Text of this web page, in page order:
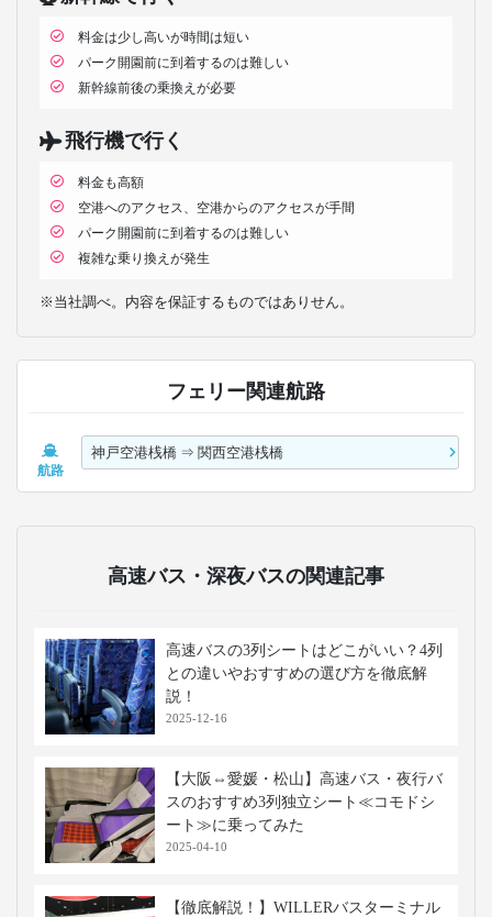
料金は少し高いが時間は短い
パーク開園前に到着するのは難しい
新幹線前後の乗換えが必要
飛行機で行く
料金も高額
空港へのアクセス、空港からのアクセスが手間
パーク開園前に到着するのは難しい
複雑な乗り換えが発生
※当社調べ。内容を保証するものではありせん。
フェリー関連航路
航路
神戸空港桟橋 ⇒ 関西空港桟橋
高速バス・深夜バスの関連記事
高速バスの3列シートはどこがいい？4列
との違いやおすすめの選び方を徹底解
説！
2025-12-16
【大阪⇔愛媛・松山】高速バス・夜行バ
スのおすすめ3列独立シート≪コモドシ
ート≫に乗ってみた
2025-04-10
【徹底解説！】WILLERバスターミナル